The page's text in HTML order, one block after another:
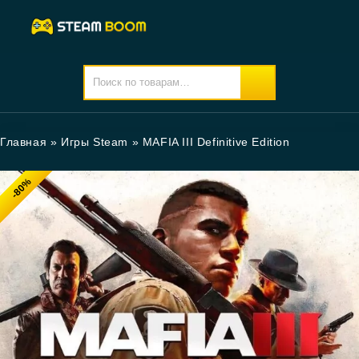
Главная » Игры Steam » MAFIA III Definitive Edition
-80%